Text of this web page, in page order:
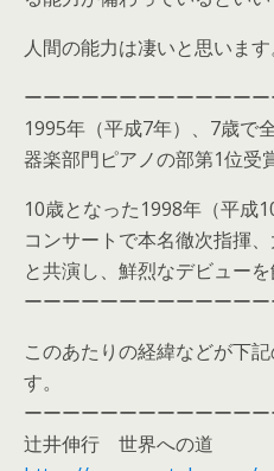
人間の能力は凄いと思います
ーーーーーーーーーーーー
1995年（平成7年）、7歳で
器楽部門ピアノの部第1位受賞
10歳となった1998年（平成
コンサートで本名徹次指揮
と共演し、鮮烈なデビューを
ーーーーーーーーーーーー
このあたりの経緯などが下
す。
ーーーーーーーーーーーー
辻井伸行 世界への道